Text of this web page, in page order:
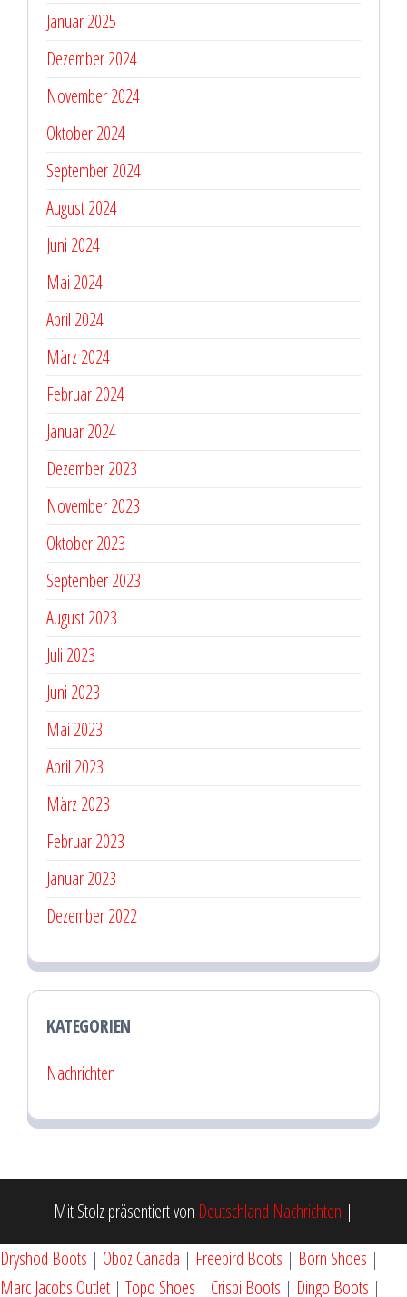
Januar 2025
Dezember 2024
November 2024
Oktober 2024
September 2024
August 2024
Juni 2024
Mai 2024
April 2024
März 2024
Februar 2024
Januar 2024
Dezember 2023
November 2023
Oktober 2023
September 2023
August 2023
Juli 2023
Juni 2023
Mai 2023
April 2023
März 2023
Februar 2023
Januar 2023
Dezember 2022
KATEGORIEN
Nachrichten
Mit Stolz präsentiert von Deutschland Nachrichten |
Dryshod Boots | Oboz Canada | Freebird Boots | Born Shoes |
Marc Jacobs Outlet | Topo Shoes | Crispi Boots | Dingo Boots |